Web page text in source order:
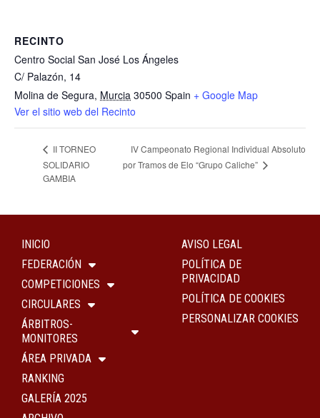
RECINTO
Centro Social San José Los Ángeles
C/ Palazón, 14
Molina de Segura, Murcia 30500 Spain + Google Map
Ver el sitio web del Recinto
II TORNEO
SOLIDARIO
GAMBIA
IV Campeonato Regional Individual Absoluto
por Tramos de Elo “Grupo Caliche”
INICIO
FEDERACIÓN
COMPETICIONES
CIRCULARES
ÁRBITROS-
MONITORES
ÁREA PRIVADA
RANKING
GALERÍA 2025
AVISO LEGAL
POLÍTICA DE
PRIVACIDAD
POLÍTICA DE COOKIES
PERSONALIZAR COOKIES